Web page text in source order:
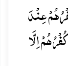
عِنۡدَ
اِلَّا